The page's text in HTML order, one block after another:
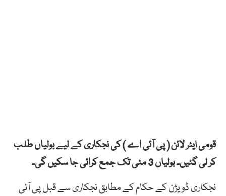
قومی ایئر لائن ( پی آئی اے ) کی نجکاری کے لیے بولیاں طلب
کر لی گئیں۔ بولیاں 3 مئی تک جمع کرائی جا سکیں گی۔
نجکاری ڈویژن کے حکام کے مطابق نجکاری سے قبل پی آئی